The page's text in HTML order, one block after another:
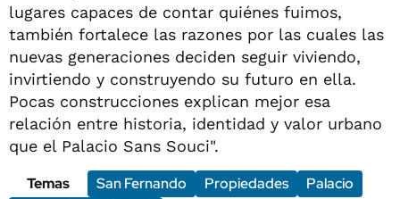
lugares capaces de contar quiénes fuimos,
también fortalece las razones por las cuales las
nuevas generaciones deciden seguir viviendo,
invirtiendo y construyendo su futuro en ella.
Pocas construcciones explican mejor esa
relación entre historia, identidad y valor urbano
que el Palacio Sans Souci".
Temas
San Fernando Propiedades
Palacio